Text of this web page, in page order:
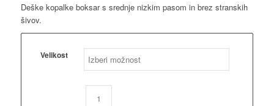
Deške kopalke boksar s srednje nizkim pasom in brez stranskih
šivov.
Velikost